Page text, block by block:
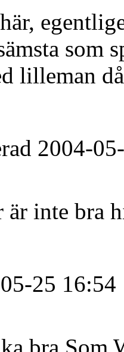
som
lilleman
2004-
är inte bra
25 16:54
bra Som